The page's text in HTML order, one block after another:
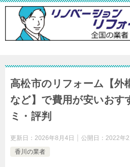
高松市のリフォーム【外
など】で費用が安いおす
ミ・評判
更新日： 2026年8月4日 公開日： 2022年2
香川の業者